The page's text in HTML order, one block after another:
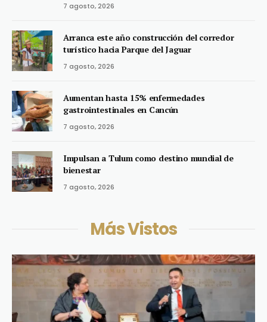
7 agosto, 2026
Arranca este año construcción del corredor
turístico hacia Parque del Jaguar
7 agosto, 2026
Aumentan hasta 15% enfermedades
gastrointestinales en Cancún
7 agosto, 2026
Impulsan a Tulum como destino mundial de
bienestar
7 agosto, 2026
Más Vistos